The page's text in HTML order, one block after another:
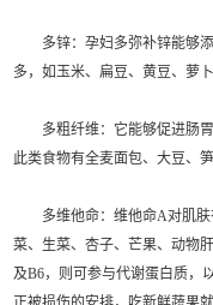
多锌：孕妇多弥补锌能够添
多，如玉米、扁豆、黄豆、萝
多粗纤维：它能够促进肠胃
此类食物有全麦面包、大豆、笋
多维他命：维他命A对肌肤
菜、生菜、杏子、芒果、动物
及B6，则可参与代谢蛋白质，